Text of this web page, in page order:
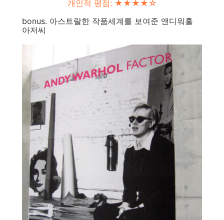
개인적 평점: ★★ ★ ★ ☆
bonus. 아스트랄한 작품세계를 보여준 앤디워홀
아저씨